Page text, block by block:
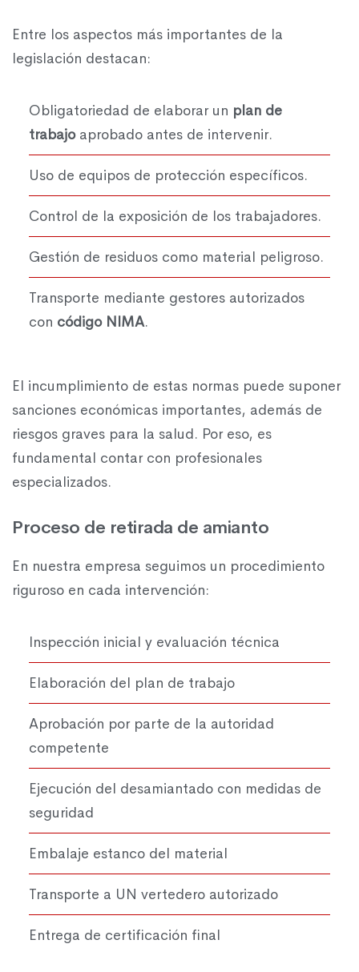
Entre los aspectos más importantes de la
legislación destacan:
Obligatoriedad de elaborar un plan de
trabajoaprobado antes de intervenir.
Uso de equipos de protección específicos.
Control de la exposición de los trabajadores.
Gestión de residuos como material peligroso.
Transporte mediante gestores autorizados
con código NIMA.
El incumplimiento de estas normas puede suponer
sanciones económicas importantes, además de
riesgos graves para la salud. Por eso, es
fundamental contar con profesionales
especializados.
Proceso de retirada de amianto
En nuestra empresa seguimos un procedimiento
riguroso en cada intervención:
Inspección inicial y evaluación técnica
Elaboración del plan de trabajo
Aprobación por parte de la autoridad
competente
Ejecución del desamiantado con medidas de
seguridad
Embalaje estanco del material
Transporte a UN vertedero autorizado
Entrega de certificación final